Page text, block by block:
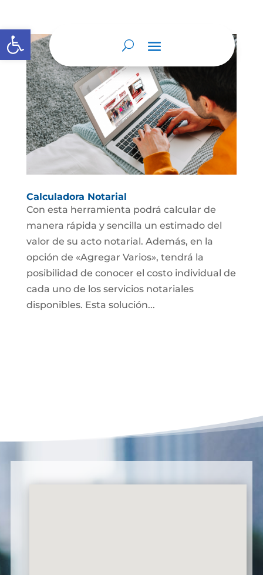
Abrir barra de herramientas
Calculadora Notarial
Con esta herramienta podrá calcular de
manera rápida y sencilla un estimado del
valor de su acto notarial. Además, en la
opción de «Agregar Varios», tendrá la
posibilidad de conocer el costo individual de
cada uno de los servicios notariales
disponibles. Esta solución...